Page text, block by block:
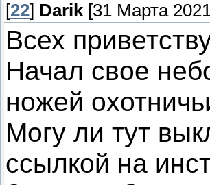
[22] Darik [31 Марта
Всех
Начал свое
ножей
Могу ли тут
ссылкой на